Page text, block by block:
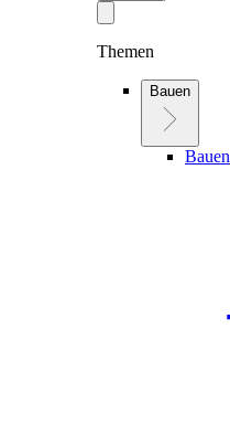
Themen
Bauen
Bauen